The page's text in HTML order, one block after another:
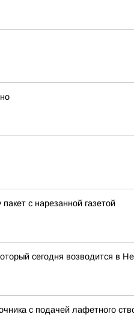
с нарезанной газетой
сегодня возводится в
с подачей лафетного